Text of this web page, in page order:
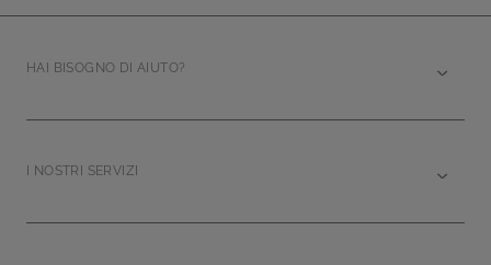
HAI BISOGNO DI AIUTO?
I NOSTRI SERVIZI